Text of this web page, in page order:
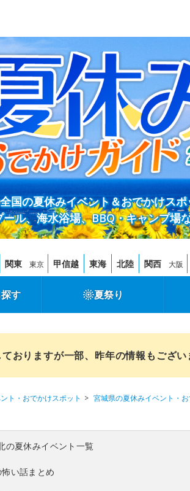
国の夏休みイベント＆おでかけス
ル、海水浴場、BBQ・キャンプ場
関東 東京 甲信越 東海 北陸 関西 大阪
す 夏祭り
おりますが一部、昨年の情報もござい
ト・おでかけスポット 宮城県の夏休みイベント・
の夏休みイベント一覧
い話まとめ